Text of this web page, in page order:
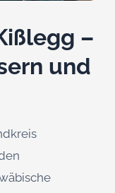
–
und